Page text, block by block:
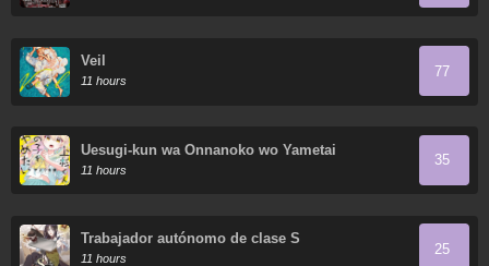
Veil
11 hours
77
Uesugi-kun wa Onnanoko wo Yametai
11 hours
35
Trabajador autónomo de clase S
11 hours
25